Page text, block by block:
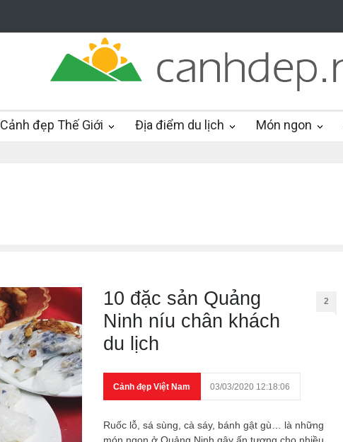
Cảnh đẹp Thế Giới Địa điểm du lịch Món ngon
10 đặc sản Quảng
Ninh níu chân khách
du lịch
2
Cảnh đẹp Việt Nam 03/03/2020 12:18:06
Ruốc lỗ, sá sùng, cà sáy, bánh gật gù… là những